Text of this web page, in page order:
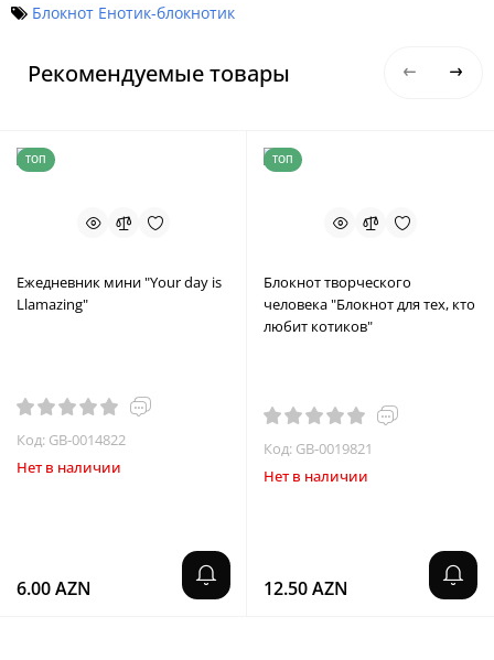
Блокнот Енотик-блокнотик
Рекомендуемые товары
ТОП
Ежедневник мини "Your day is
Llamazing"
Код: GB-0014822
Нет в наличии
6.00 AZN
ТОП
Блокнот творческого
человека "Блокнот для тех, кто
любит котиков"
Код: GB-0019821
Нет в наличии
12.50 AZN